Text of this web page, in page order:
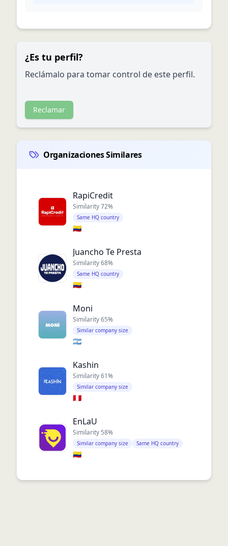
¿Es tu perfil?
Reclámalo para tomar control de este perfil.
Reclamar
Organizaciones Similares
RapiCredit
Similarity72%
Same HQ country
🇨🇴
Juancho Te Presta
Similarity68%
Same HQ country
🇨🇴
Moni
Similarity65%
Similar company size
🇦🇷
Kashin
Similarity61%
Similar company size
🇵🇪
EnLaU
Similarity 58%
Similar company size Same HQ country
🇨🇴